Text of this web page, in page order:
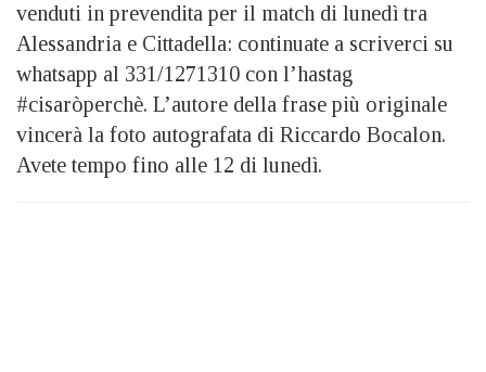
venduti in prevendita per il match di lunedì tra
Alessandria e Cittadella: continuate a scriverci su
whatsapp al 331/1271310 con l’hastag
#cisaròperchè. L’autore della frase più originale
vincerà la foto autografata di Riccardo Bocalon.
Avete tempo fino alle 12 di lunedì.